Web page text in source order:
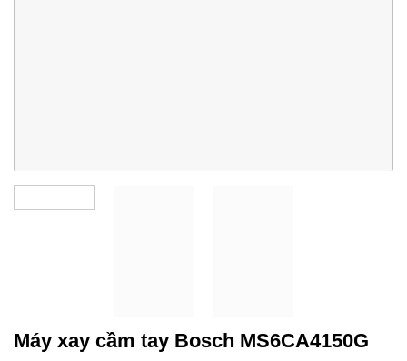
Máy xay cầm tay Bosch MS6CA4150G